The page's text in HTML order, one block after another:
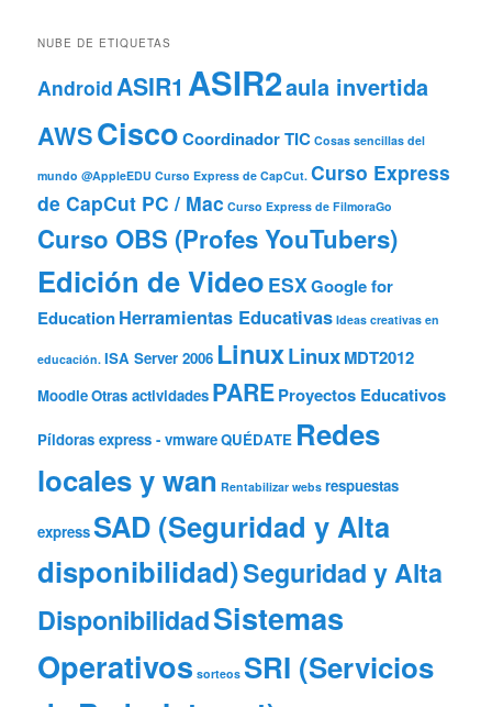
NUBE DE ETIQUETAS
AndroidASIR1 ASIR2aula invertida
AWSCiscoCoordinador TIC Cosas sencillas del
mundo @AppleEDU Curso Express de CapCut. Curso Express
de CapCut PC / Mac Curso Express de FilmoraGo
Curso OBS (Profes YouTubers)
Edición de Video ESXGoogle for
EducationHerramientas Educativas Ideas creativas en
educación. ISA Server 2006 LinuxLinuxMDT2012
MoodleOtras actividades PAREProyectos Educativos
Píldoras express - vmwareQUÉDATE Redes
locales y wan Rentabilizar webs respuestas
expressSAD (Seguridad y Alta
disponibilidad)Seguridad y Alta
DisponibilidadSistemas
Operativos sorteos SRI (Servicios